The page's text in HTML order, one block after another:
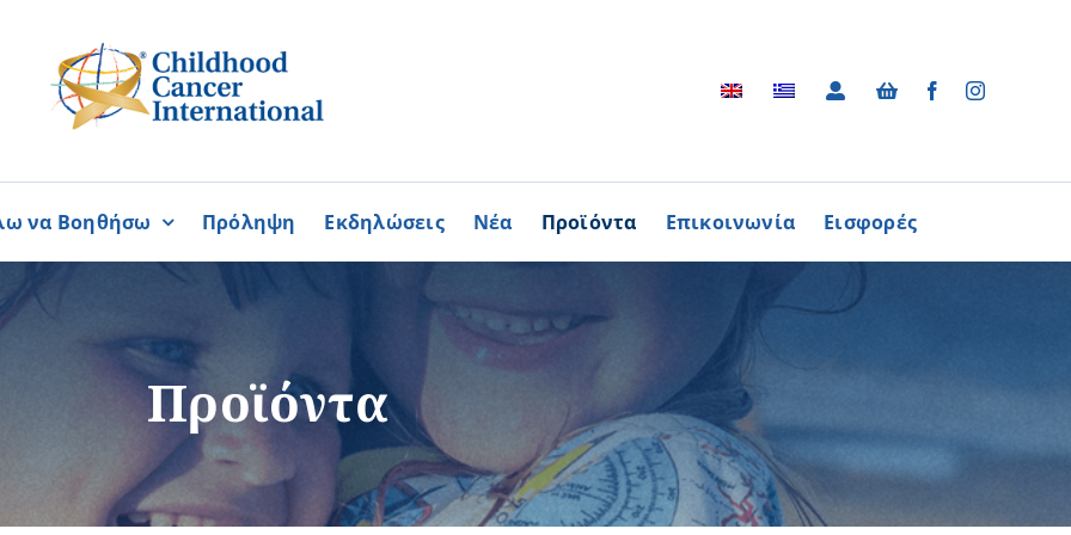
Παγκύπρια Συμμαχία Σπάνιων Παθήσεων
Παγκύπριο Συντονιστικό Συμβούλιο Εθελοντισμού
Ομοσπονδία Συνδέσμων Ασθενών Κύπρου
Φλόγα Ελλάδος
Φωτογραφικό Αρχείο
Βίντεο
Ραδιοφωνικές Διαφημίσεις
Διαφημίσεις / Φυλλάδια
Τα Τραγούδια
να Βοηθήσω
ΓΙΝΟΜΑΙ
Περισσότερα
ΓΙΝΟΜΑΙ
ΕΘΕΛΟΝΤΗΣ
Περισσότερα
ΑΓΟΡΑΖΩ
ΠΡΟΙΟΝΤΑ
Περισσότερα
Πρόληψη Εκδηλώσεις Νέα Προϊόντα Επικοινωνία Εισφορές
Προϊόντα